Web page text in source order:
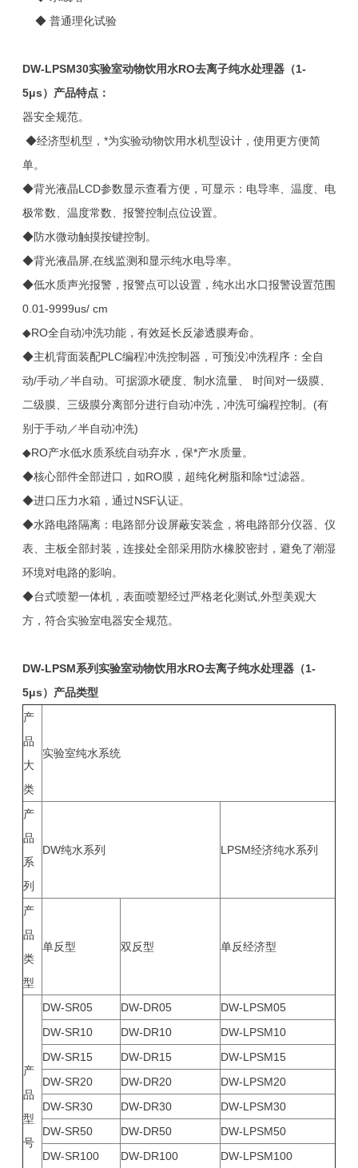
◆ 普通理化试验
DW-LPSM30实验室动物饮用水RO去离子纯水处理器（1-
5μs） 产品特点：
器安全规范。
◆经济型机型，*为实验动物饮用水机型设计，使用更方便简
单。
◆背光液晶LCD参数显示查看方便，可显示：电导率、温度、电
极常数、温度常数、报警控制点位设置。
◆防水微动触摸按键控制。
◆背光液晶屏,在线监测和显示纯水电导率。
◆低水质声光报警，报警点可以设置，纯水出水口报警设置范围
0.01-9999us/ cm
◆RO全自动冲洗功能，有效延长反渗透膜寿命。
◆主机背面装配PLC编程冲洗控制器，可预没冲洗程序：全自
动/手动／半自动。可据源水硬度、制水流量、 时间对一级膜、
二级膜、三级膜分离部分进行自动冲洗，冲洗可编程控制。(有
别于手动／半自动冲洗)
◆RO产水低水质系统自动弃水，保*产水质量。
◆核心部件全部进口，如RO膜，超纯化树脂和除*过滤器。
◆进口压力水箱，通过NSF认证。
◆水路电路隔离：电路部分设屏蔽安装盒，将电路部分仪器、仪
表、主板全部封装，连接处全部采用防水橡胶密封，避免了潮湿
环境对电路的影响。
◆台式喷塑一体机，表面喷塑经过严格老化测试,外型美观大
方，符合实验室电器安全规范。
DW-LPSM系列实验室动物饮用水RO去离子纯水处理器（1-
5μs）产品类型
产
品
大
类
实验室纯水系统
产
品
系
列
DW纯水系列 LPSM经济纯水系列
产
品
类
型
单反型 双反型 单反经济型
产
品
型
号
DW-SR05 DW-DR05
DW-LPSM05
DW-SR10
DW-DR10
DW-LPSM10
DW-SR15
DW-DR15
DW-LPSM15
DW-SR20
DW-DR20
DW-LPSM20
DW-SR30
DW-DR30
DW-LPSM30
DW-SR50
DW-DR50
DW-LPSM50
DW-SR100
DW-DR100 DW-LPSM100